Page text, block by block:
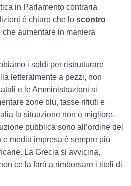
in Parlamento contraria
è chiaro che lo scontro
che aumentare in maniera
i soldi per ristrutturare
letteralmente a pezzi, non
e le Amministrazioni si
zone blu, tasse rifiuti e
la situazione non è migliore.
pubblica sono all’ordine del
media impresa è sempre più
La Grecia si avvicina,
ce la farà a rimborsare i titoli di